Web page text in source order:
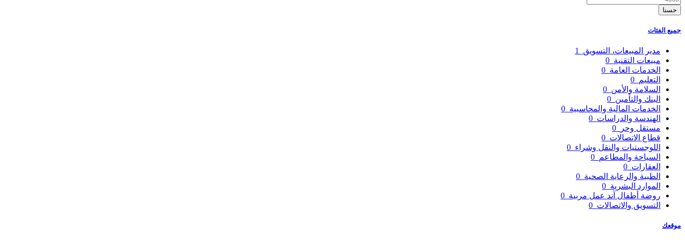
حسنا
جميع الفئات
مدير المبيعات، التسويق
مبيعات التقنية
الخدمات العامة
التعليم
السلامة والأمن
البنك والتأمين
الخدمات المالية والمحاسبية
الهندسة والدراسات
مستقل وحر
قطاع الاتصالات
اللوجستيات والنقل وشراء
السياحة والمطاعم
العقارات
الطبية والرعاية الصحية
الموارد البشرية
روضة أطفال آند عمل مربية
التسويق والاتصالات
موقعك